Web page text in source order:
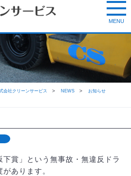
会社クリーンサービス NEWS
お知らせ
賞」という無事故・無違反ドラ
あります。